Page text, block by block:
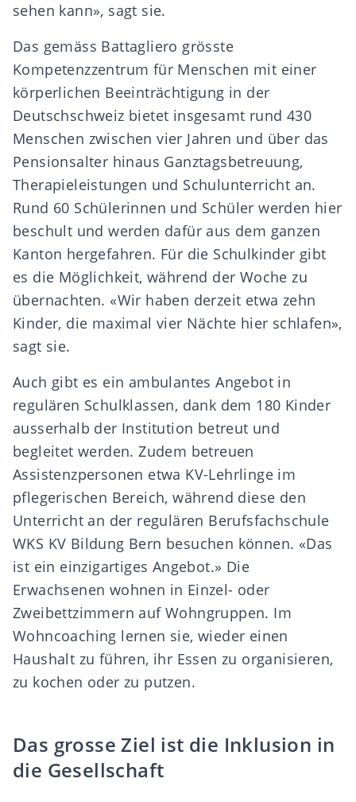
sehen kann», sagt sie.
Das gemäss Battagliero grösste
Kompetenzzentrum für Menschen mit einer
körperlichen Beeinträchtigung in der
Deutschschweiz bietet insgesamt rund 430
Menschen zwischen vier Jahren und über das
Pensionsalter hinaus Ganztagsbetreuung,
Therapieleistungen und Schulunterricht an.
Rund 60 Schülerinnen und Schüler werden hier
beschult und werden dafür aus dem ganzen
Kanton hergefahren. Für die Schulkinder gibt
es die Möglichkeit, während der Woche zu
übernachten. «Wir haben derzeit etwa zehn
Kinder, die maximal vier Nächte hier schlafen»,
sagt sie.
Auch gibt es ein ambulantes Angebot in
regulären Schulklassen, dank dem 180 Kinder
ausserhalb der Institution betreut und
begleitet werden. Zudem betreuen
Assistenzpersonen etwa KV-Lehrlinge im
pflegerischen Bereich, während diese den
Unterricht an der regulären Berufsfachschule
WKS KV Bildung Bern besuchen können. «Das
ist ein einzigartiges Angebot.» Die
Erwachsenen wohnen in Einzel- oder
Zweibettzimmern auf Wohngruppen. Im
Wohncoaching lernen sie, wieder einen
Haushalt zu führen, ihr Essen zu organisieren,
zu kochen oder zu putzen.
Das grosse Ziel ist die Inklusion in
die Gesellschaft